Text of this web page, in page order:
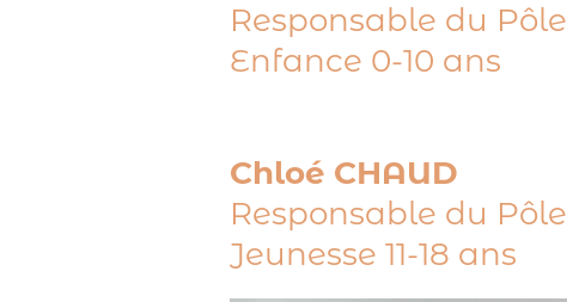
Responsable du Pôle
Enfance 0-10 ans
Chloé CHAUD
Responsable du Pôle
Jeunesse 11-18 ans